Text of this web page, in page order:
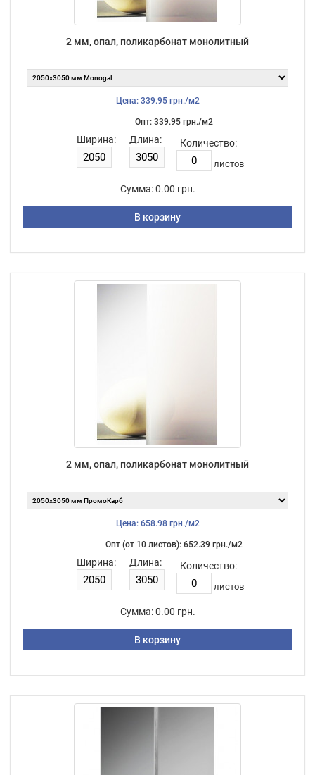
2 мм, опал, поликарбонат монолитный
Цена: 339.95 грн./м2
Опт: 339.95 грн./м2
Ширина: Длина: Количество:
листов
Сумма: 0.00 грн.
В корзину
2 мм, опал, поликарбонат монолитный
Цена: 658.98 грн./м2
Опт (от 10 листов): 652.39 грн./м2
Ширина: Длина: Количество:
листов
Сумма: 0.00 грн.
В корзину